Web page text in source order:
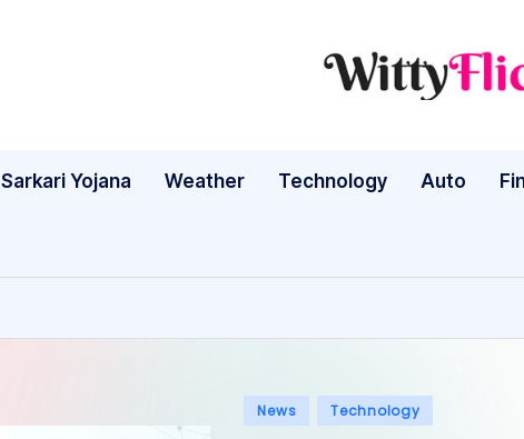
W
ty
ic
k:
Tech
Sarkari Yojana Weather Technology Auto
Posted
News Technology